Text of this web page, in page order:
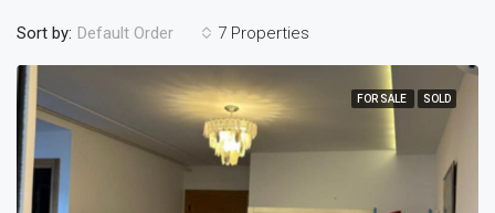
7 Properties
Sort by: Default Order
FOR SALE SOLD